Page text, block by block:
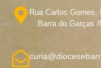
Rua Carlos
Barra do Garças